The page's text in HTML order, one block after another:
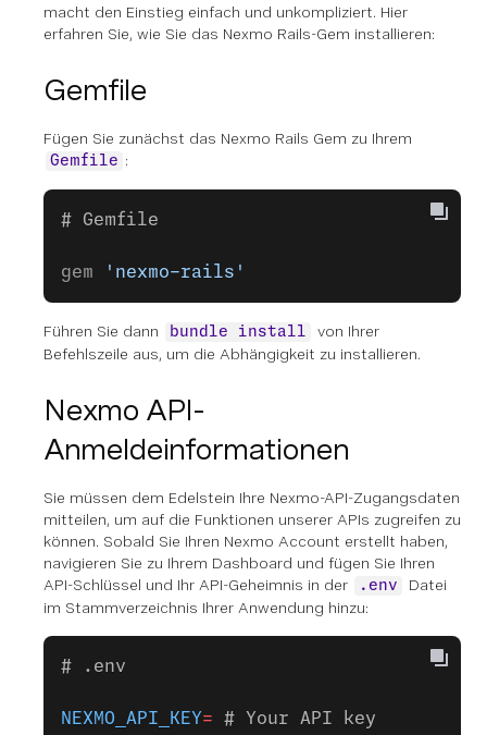
macht den Einstieg einfach und unkompliziert. Hier
erfahren Sie, wie Sie das Nexmo Rails-Gem installieren:
Gemfile
Fügen Sie zunächst das Nexmo Rails Gem zu Ihrem
Gemfile :
# Gemfile
gem 'nexmo-rails'
Führen Sie dann bundle install
von Ihrer
Befehlszeile aus, um die Abhängigkeit zu installieren.
Nexmo API-
Anmeldeinformationen
Sie müssen dem Edelstein Ihre Nexmo-API-Zugangsdaten
mitteilen, um auf die Funktionen unserer APIs zugreifen zu
können. Sobald Sie Ihren Nexmo Account erstellt haben,
navigieren Sie zu Ihrem Dashboard und fügen Sie Ihren
API-Schlüssel und Ihr API-Geheimnis in der
.env
Datei
im Stammverzeichnis Ihrer Anwendung hinzu:
# .env
NEXMO_API_KEY= # Your API key